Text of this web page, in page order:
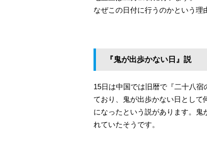
なぜこの日付に行うのかという理
『鬼が出歩かない日』説
15日は中国では旧暦で『二十八
ており、鬼が出歩かない日として
になったという説があります。鬼
れていたそうです。